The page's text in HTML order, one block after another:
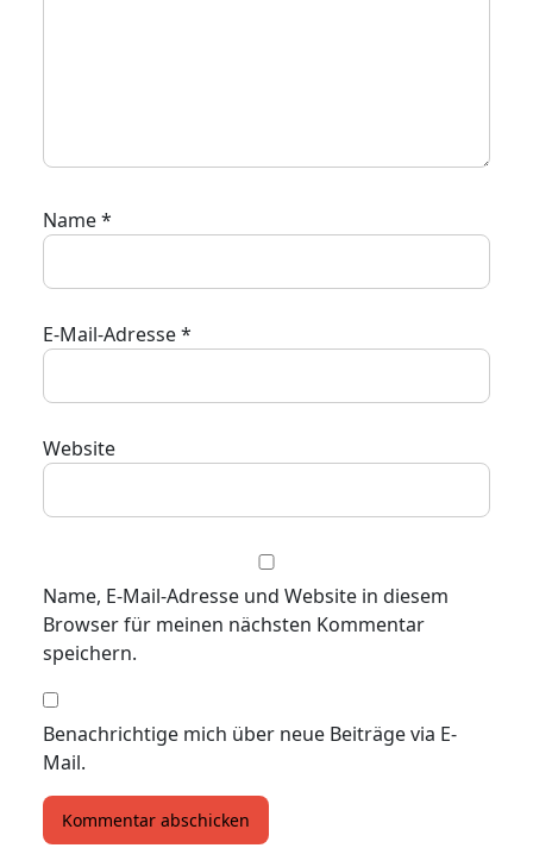
Name*
E-Mail-Adresse*
Website
Name, E-Mail-Adresse und Website in diesem
Browser für meinen nächsten Kommentar
speichern.
Benachrichtige mich über neue Beiträge via E-
Mail.